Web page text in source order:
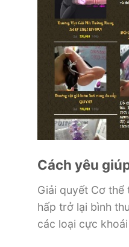
Cách yêu
Giải quyết Cơ thể
hấp trở lại bình
các loại cực